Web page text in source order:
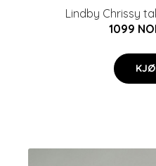
Lindby Chrissy
1099